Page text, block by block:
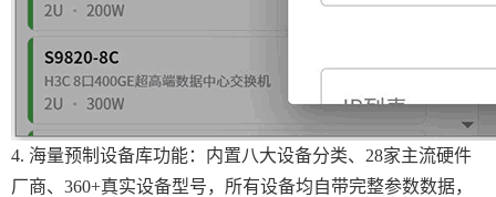
4. 海量预制设备库功能：内置八大设备分类、28家主流硬件
厂商、360+真实设备型号，所有设备均自带完整参数数据，